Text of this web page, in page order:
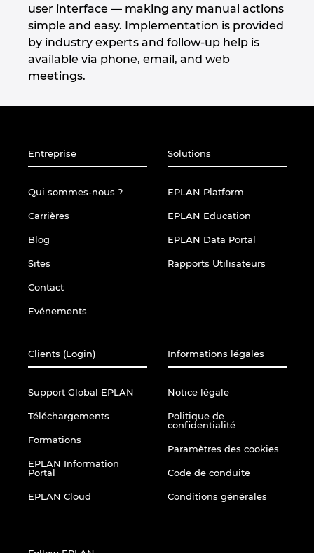
user interface — making any manual actions
simple and easy. Implementation is provided
by industry experts and follow-up help is
available via phone, email, and web
meetings.
Entreprise
Qui sommes-nous ?
Carrières
Blog
Sites
Contact
Evénements
Solutions
EPLAN Platform
EPLAN Education
EPLAN Data Portal
Rapports Utilisateurs
Clients (Login)
Support Global EPLAN
Téléchargements
Formations
EPLAN Information
Portal
EPLAN Cloud
Informations légales
Notice légale
Politique de
confidentialité
Paramètres des cookies
Code de conduite
Conditions générales
France
Germany
Greece
India
Indonesia
Israel
Lithuania
Malaysia
Mexico
New Zealand